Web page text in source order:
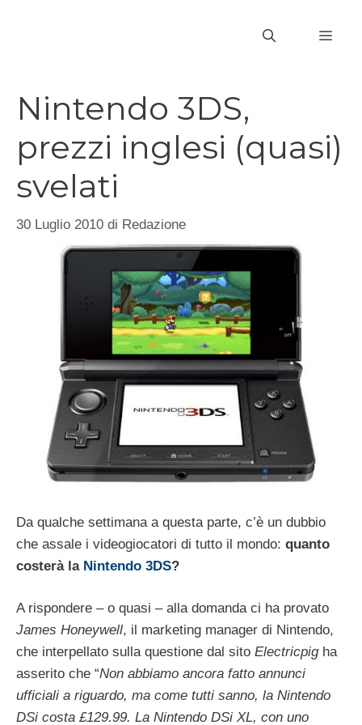
Nintendo 3DS,
prezzi inglesi (quasi)
svelati
30 Luglio 2010 di Redazione
Da qualche settimana a questa parte, c’è un dubbio
che assale i videogiocatori di tutto il mondo: quanto
costerà la Nintendo 3DS?
A rispondere – o quasi – alla domanda ci ha provato
James Honeywell, il marketing manager di Nintendo,
che interpellato sulla questione dal sito Electricpigha
asserito che “Non abbiamo ancora fatto annunci
ufficiali a riguardo, ma come tutti sanno, la Nintendo
DSi costa £129.99. La Nintendo DSi XL, con uno